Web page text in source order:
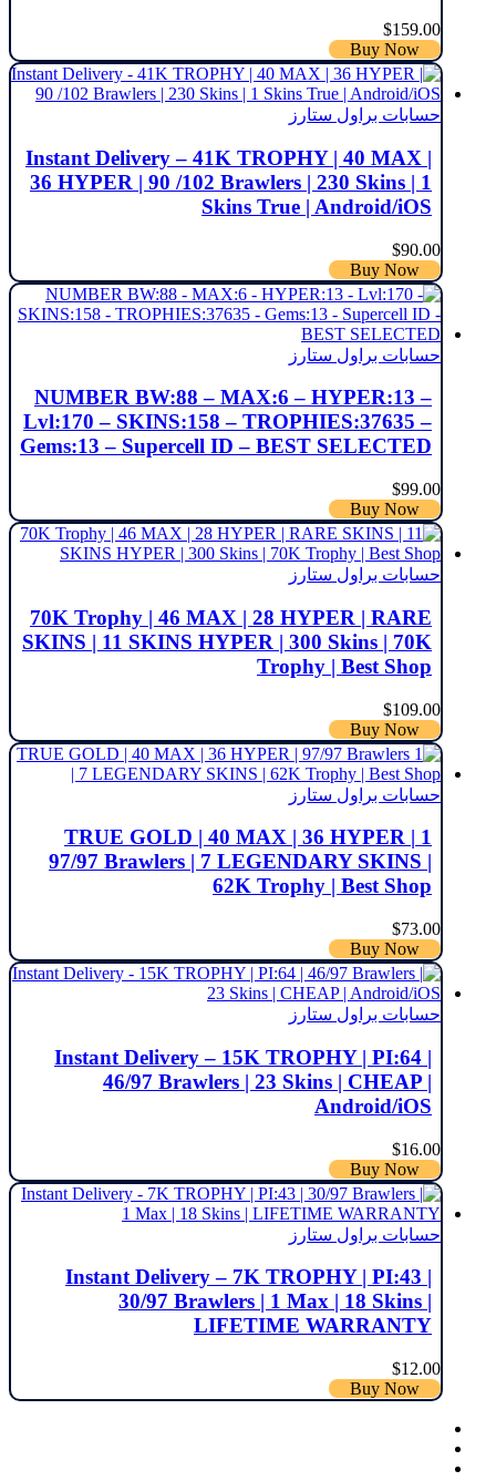
$159.00
Buy Now
حسابات براول ستارز
Instant Delivery – 41K TROPHY | 40 MAX |
36 HYPER | 90 /102 Brawlers | 230 Skins | 1
Skins True | Android/iOS
$90.00
Buy Now
حسابات براول ستارز
NUMBER BW:88 – MAX:6 – HYPER:13 –
Lvl:170 – SKINS:158 – TROPHIES:37635 –
Gems:13 – Supercell ID – BEST SELECTED
$99.00
Buy Now
حسابات براول ستارز
70K Trophy | 46 MAX | 28 HYPER | RARE
SKINS | 11 SKINS HYPER | 300 Skins | 70K
Trophy | Best Shop
$109.00
Buy Now
حسابات براول ستارز
1 TRUE GOLD | 40 MAX | 36 HYPER |
97/97 Brawlers | 7 LEGENDARY SKINS |
62K Trophy | Best Shop
$73.00
Buy Now
حسابات براول ستارز
Instant Delivery – 15K TROPHY | PI:64 |
46/97 Brawlers | 23 Skins | CHEAP |
Android/iOS
$16.00
Buy Now
حسابات براول ستارز
Instant Delivery – 7K TROPHY | PI:43 |
30/97 Brawlers | 1 Max | 18 Skins |
LIFETIME WARRANTY
$12.00
Buy Now